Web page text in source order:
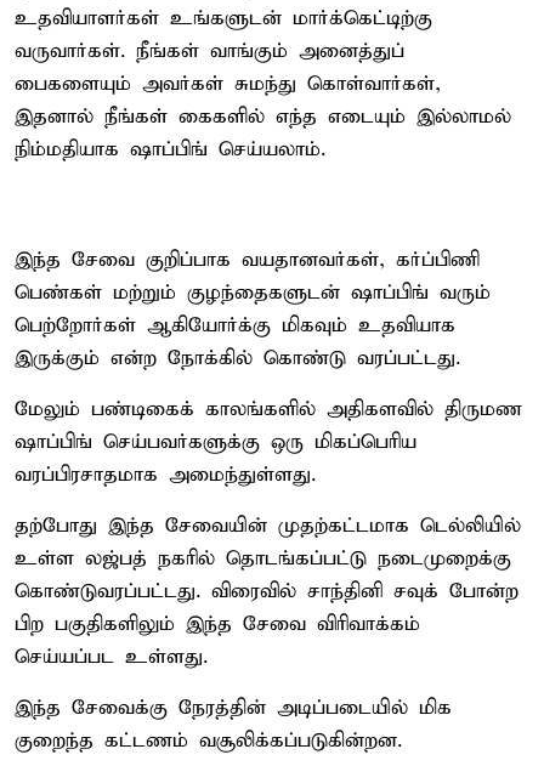
உதவியாளர்கள் உங்களுடன் மார்க்கெட்டிற்கு
வருவார்கள். நீங்கள் வாங்கும் அனைத்துப்
பைகளையும் அவர்கள் சுமந்து கொள்வார்கள்,
இதனால் நீங்கள் கைகளில் எந்த எடையும் இல்லாமல்
நிம்மதியாக ஷாப்பிங் செய்யலாம்.
இந்த சேவை குறிப்பாக வயதானவர்கள், கர்ப்பிணி
பெண்கள் மற்றும் குழந்தைகளுடன் ஷாப்பிங் வரும்
பெற்றோர்கள் ஆகியோர்க்கு மிகவும் உதவியாக
இருக்கும் என்ற நோக்கில் கொண்டு வரப்பட்டது.
மேலும் பண்டிகைக் காலங்களில் அதிகளவில் திருமண
ஷாப்பிங் செய்பவர்களுக்கு ஒரு மிகப்பெரிய
வரப்பிரசாதமாக அமைந்துள்ளது.
தற்போது இந்த சேவையின் முதற்கட்டமாக டெல்லியில்
உள்ள லஜ்பத் நகரில் தொடங்கப்பட்டு நடைமுறைக்கு
கொண்டுவரப்பட்டது. விரைவில் சாந்தினி சவுக் போன்ற
பிற பகுதிகளிலும் இந்த சேவை விரிவாக்கம்
செய்யப்பட உள்ளது.
இந்த சேவைக்கு நேரத்தின் அடிப்படையில் மிக
குறைந்த கட்டணம் வசூலிக்கப்படுகின்றன.